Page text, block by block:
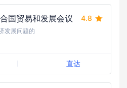
国贸易和发展会议 4.8
发展问题的
直达